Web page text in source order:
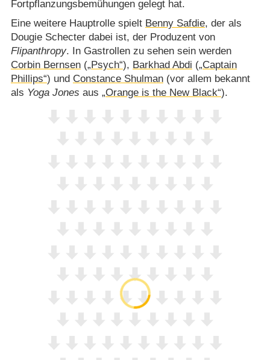
Fortpflanzungsbemühungen gelegt hat.
Eine weitere Hauptrolle spielt Benny Safdie, der als
Dougie Schecter dabei ist, der Produzent von
Flipanthropy. In Gastrollen zu sehen sein werden
Corbin Bernsen(„Psych“), Barkhad Abdi („Captain
Phillips“) und Constance Shulman(vor allem bekannt
als Yoga Jones aus „Orange is the New Black“).